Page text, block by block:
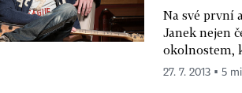
Na své první
Janek nejen
okolnostem,
27. 7. 2013 ▪ 5